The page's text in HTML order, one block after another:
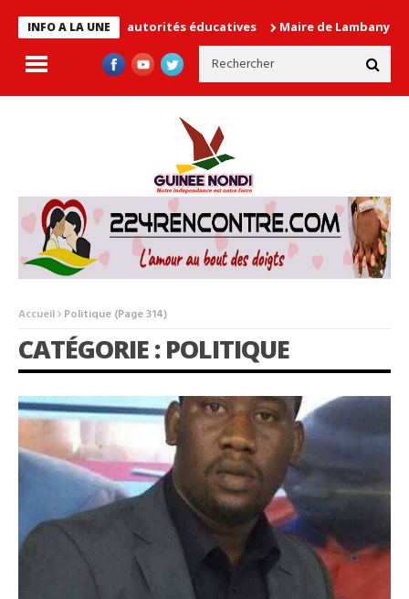
INFO A LA UNE
les autorités éducatives Maire de Lambanyi : Baba Alimou
Accueil Politique (Page 314)
CATÉGORIE : POLITIQUE